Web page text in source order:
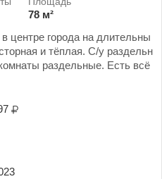
78 м²
центре города на длительны
и тёплая. С/у раздельн
раздельные. Есть всё